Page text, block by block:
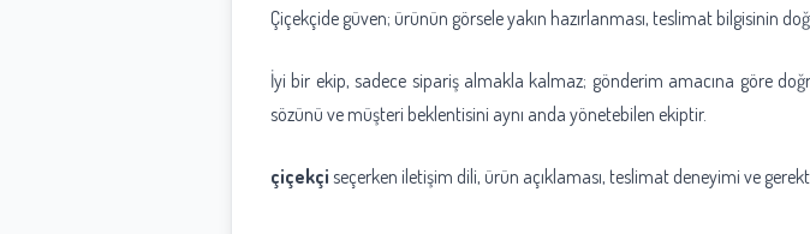
Çiçekçide güven; ürünün görsele yakın hazırlanması, teslimat bilgisinin
İyi bir ekip, sadece sipariş almakla kalmaz; gönderim amacına göre
sözünü ve müşteri beklentisini aynı anda yönetebilen ekiptir.
çiçekçi seçerken iletişim dili, ürün açıklaması, teslimat deneyimi ve